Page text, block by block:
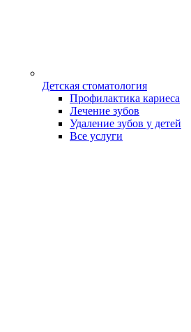
Детская стоматология
Профилактика кариеса
Лечение зубов
Удаление зубов у детей
Все услуги